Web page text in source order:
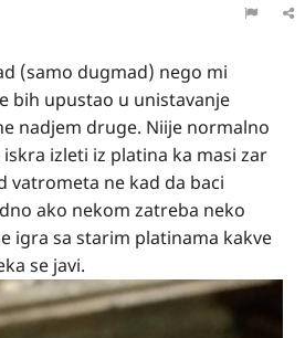
(samo dugmad) nego mi
bih upustao u unistavanje
nadjem druge. Niije normalno
izleti iz platina ka masi zar
vatrometa ne kad da baci
ako nekom zatreba neko
igra sa starim platinama kakve
se javi.